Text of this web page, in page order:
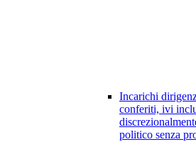
Incarichi
conferiti, ivi
politico senza